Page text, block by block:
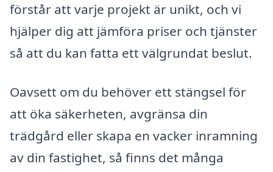
förstår att varje projekt är unikt, och vi
hjälper dig att jämföra priser och tjänster
så att du kan fatta ett välgrundat beslut.
Oavsett om du behöver ett stängsel för
att öka säkerheten, avgränsa din
trädgård eller skapa en vacker inramning
av din fastighet, så finns det många